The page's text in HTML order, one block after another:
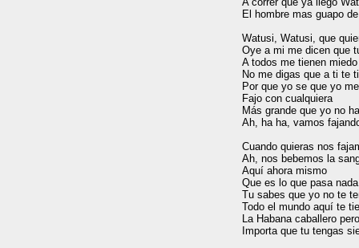
El hombre mas guapo
Watusi, Watusi, que
Oye a mi me dicen que
A todos me tienen miedo
No me digas que a ti te
Por que yo se que yo me
Fajo con cualquiera
Más grande que yo no
Ah, ha ha, vamos
Cuando quieras nos
Ah, nos bebemos la
Aquí ahora mismo
Que es lo que pasa nada
Tu sabes que yo no te
Todo el mundo aquí te
La Habana caballero
Importa que tu tengas